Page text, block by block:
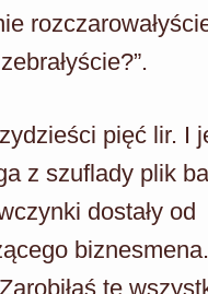
pięć lir. I
z szuflady plik
dostały od
biznesmena.
te